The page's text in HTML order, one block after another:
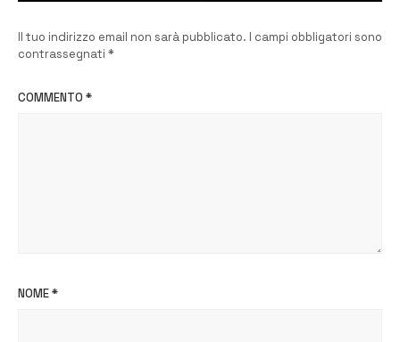
Il tuo indirizzo email non sarà pubblicato. I campi obbligatori sono
contrassegnati *
COMMENTO *
NOME*